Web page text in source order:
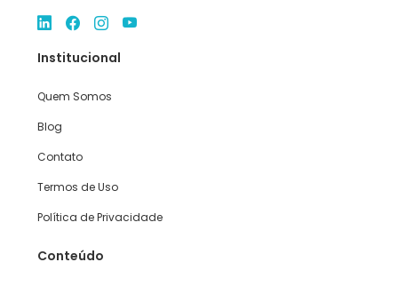
Institucional
Quem Somos
Blog
Contato
Termos de Uso
Política de Privacidade
Conteúdo